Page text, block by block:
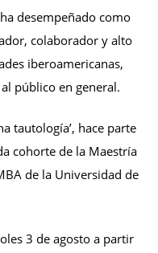
desempeñado como
colaborador y alto
iberoamericanas,
público en general.
tautología’, hace parte
cohorte de la Maestría
de la Universidad de
3 de agosto a partir